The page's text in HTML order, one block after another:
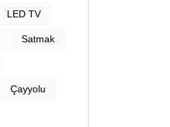
LED TV
Satmak
Çayyolu